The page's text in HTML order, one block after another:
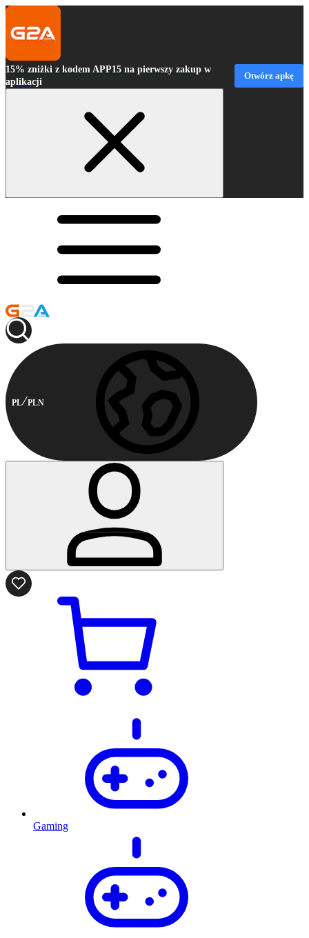
15% zniżki z kodem APP15 na pierwszy zakup w
aplikacji
Otwórz apkę
PL PLN
Gaming